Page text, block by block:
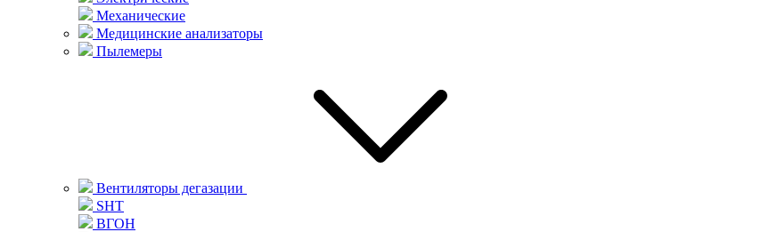
Механические
Медицинские анализаторы
Пылемеры
Вентиляторы дегазации
SHT
ВГОН